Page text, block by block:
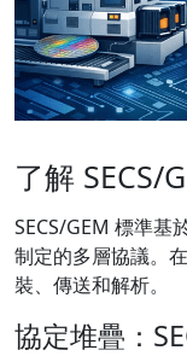
了解 SECS/
SECS/GEM 標準基
制定的多層協議。
裝、傳送和解析。
協定堆疊：